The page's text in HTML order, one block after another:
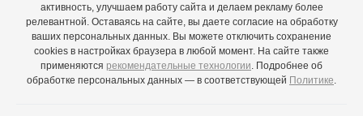
активность, улучшаем работу сайта и делаем рекламу более
релевантной. Оставаясь на сайте, вы даете согласие на обработку
ваших персональных данных. Вы можете отключить сохранение
cookies в настройках браузера в любой момент. На сайте также
применяются рекомендательные технологии . Подробнее об
обработке персональных данных — в соответствующей Политике